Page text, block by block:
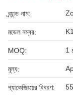
ব্র্যান্ড নাম:
মডেল নম্বর:
MOQ: 1
মূল্য:
প্যাকেজিংয়ের বিবরণ: